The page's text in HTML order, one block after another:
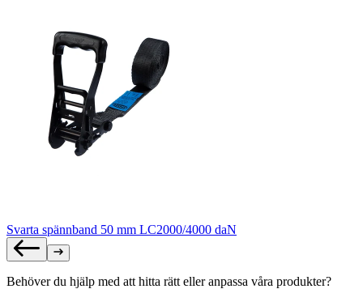
Svarta spännband 50 mm LC2000/4000 daN
Behöver du hjälp med att hitta rätt eller anpassa våra produkter?